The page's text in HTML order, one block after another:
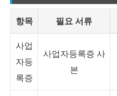
항목 필요 서류
사업
자등
록증
사업자등록증 사
본